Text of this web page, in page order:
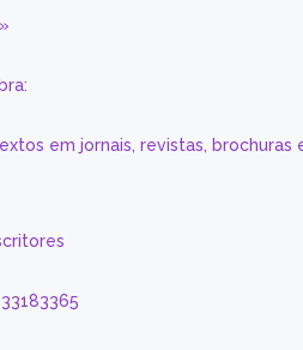
em jornais, revistas, brochuras